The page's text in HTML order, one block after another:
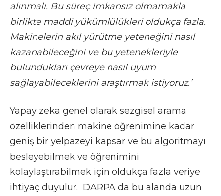
alınmalı. Bu süreç imkansız olmamakla
birlikte maddi yükümlülükleri oldukça fazla.
Makinelerin akıl yürütme yeteneğini nasıl
kazanabileceğini ve bu yetenekleriyle
bulundukları çevreye nasıl uyum
sağlayabileceklerini araştırmak istiyoruz.’
Yapay zeka genel olarak sezgisel arama
özelliklerinden makine öğrenimine kadar
geniş bir yelpazeyi kapsar ve bu algoritmayı
besleyebilmek ve öğrenimini
kolaylaştırabilmek için oldukça fazla veriye
ihtiyaç duyulur. DARPA da bu alanda uzun